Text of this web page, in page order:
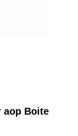
aop Boite